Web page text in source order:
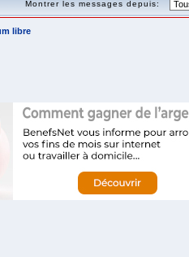
Montrer les messages depuis:
libre